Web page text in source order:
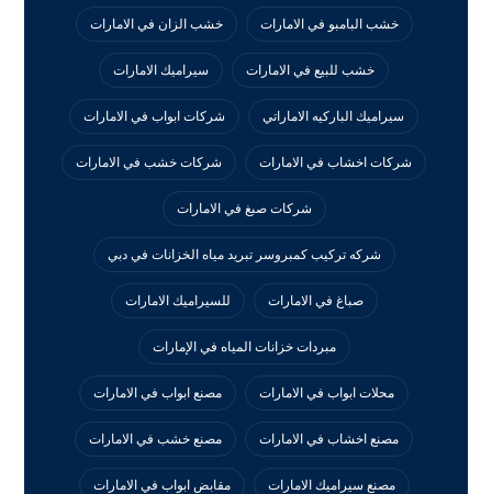
خشب البامبو في الامارات خشب الزان في الامارات
خشب للبيع في الامارات سيراميك الامارات
سيراميك الباركيه الاماراتي شركات ابواب في الامارات
شركات اخشاب في الامارات شركات خشب في الامارات
شركات صبغ في الامارات
شركه تركيب كمبروسر تبريد مياه الخزانات في دبي
صباغ في الامارات للسيراميك الامارات
مبردات خزانات المياه في الإمارات
محلات ابواب في الامارات مصنع ابواب في الامارات
مصنع اخشاب في الامارات مصنع خشب في الامارات
مصنع سيراميك الامارات مقابض ابواب في الامارات